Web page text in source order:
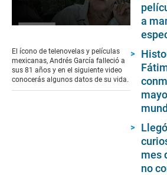
of
3
minutes,
34
El ícono de telenovelas y películas
mexicanas, Andrés García falleció a
sus 81 años y en el siguiente video
conocerás algunos datos de su vida.
a
mes
no